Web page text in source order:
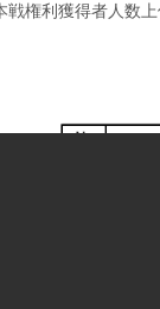
戦権利獲得者人数